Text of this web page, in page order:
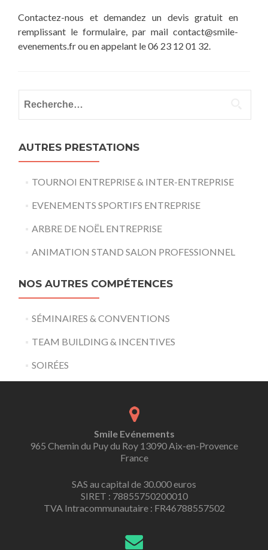
Contactez-nous et demandez un devis gratuit en
remplissant le formulaire, par mail contact@smile-
evenements.fr ou en appelant le 06 23 12 01 32.
AUTRES PRESTATIONS
TOURNOI ENTREPRISE & INTER-ENTREPRISE
EVENEMENTS SPORTIFS ENTREPRISE
ARBRE DE NOËL ENTREPRISE
ANIMATION STAND SALON PROFESSIONNEL
NOS AUTRES COMPÉTENCES
SÉMINAIRES & CONVENTIONS
TEAM BUILDING & INCENTIVES
SOIRÉES
Smile Evénements
965 Chemin du Puy du Roy 13090 Aix-en-Provence
France
SAS au capital de 30.000 euros
SIRET : 78855750200010
TVA Intracommunautaire : FR46788557502